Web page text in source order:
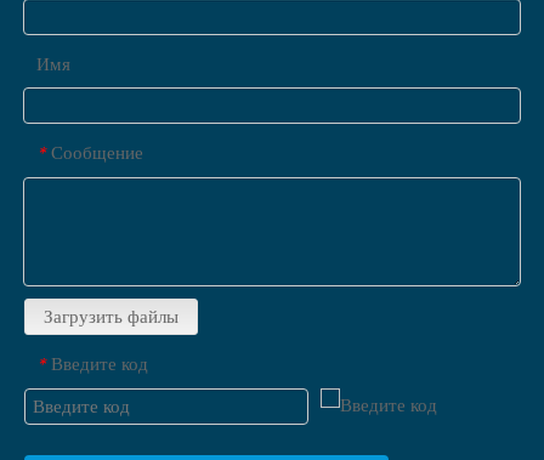
Имя
* Сообщение
Загрузить файлы
* Введите код